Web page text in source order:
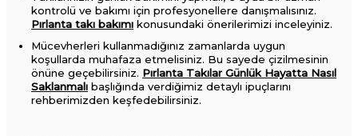
kontrolü ve bakımı için profesyonellere danışmalısınız.
Pırlanta takı bakımı konusundaki önerilerimizi inceleyiniz.
Mücevherleri kullanmadığınız zamanlarda uygun
koşullarda muhafaza etmelisiniz. Bu sayede çizilmesinin
önüne geçebilirsiniz. Pırlanta Takılar Günlük Hayatta Nasıl
Saklanmalı başlığında verdiğimiz detaylı ipuçlarını
rehberimizden keşfedebilirsiniz.